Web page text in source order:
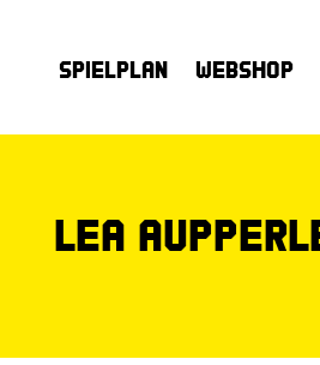
Spielplan Webshop
Lea